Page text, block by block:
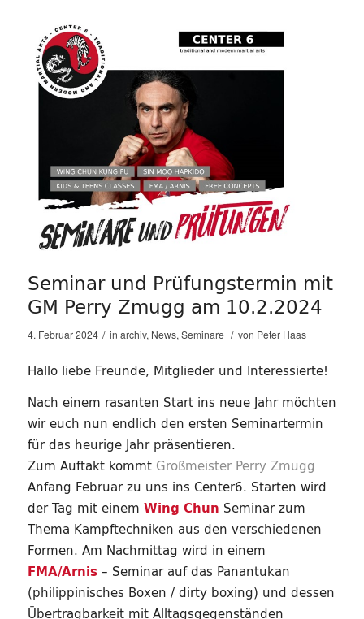
Seminar und Prüfungstermin mit
GM Perry Zmugg am 10.2.2024
4. Februar 2024 / in archiv, News, Seminare / von Peter Haas
Hallo liebe Freunde, Mitglieder und Interessierte!
Nach einem rasanten Start ins neue Jahr möchten
wir euch nun endlich den ersten Seminartermin
für das heurige Jahr präsentieren.
Zum Auftakt kommt Großmeister Perry Zmugg
Anfang Februar zu uns ins Center6. Starten wird
der Tag mit einem Wing Chun Seminar zum
Thema Kampftechniken aus den verschiedenen
Formen. Am Nachmittag wird in einem
FMA/Arnis– Seminar auf das Panantukan
(philippinisches Boxen / dirty boxing) und dessen
Übertragbarkeit mit Alltagsgegenständen